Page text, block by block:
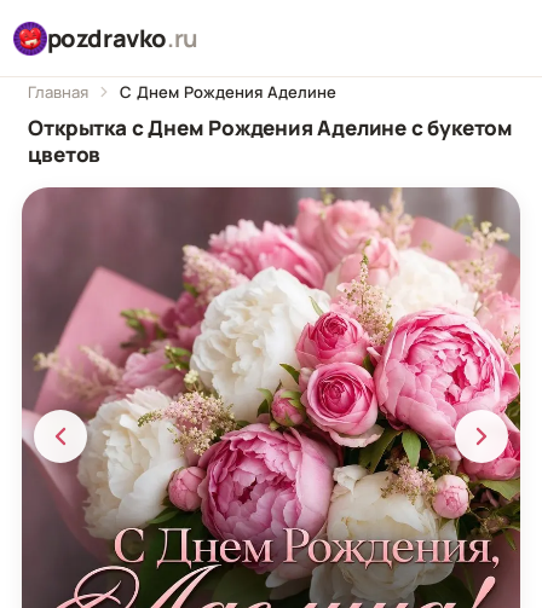
pozdravko.ru
Главная С Днем Рождения Аделине
Открытка с Днем Рождения Аделине с букетом
цветов